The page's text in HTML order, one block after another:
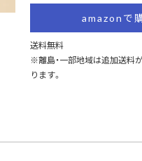
amazonで
送料無料
※離島・一部地域は追加送料
ります。